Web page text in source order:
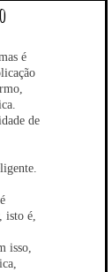
é
de
isto é,
isso,